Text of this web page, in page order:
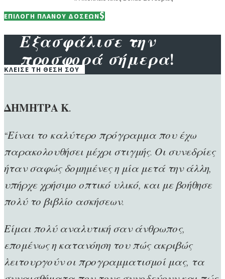
ΕΠΙΛΟΓΗ ΠΛΑΝΟΥ ΔΟΣΕΩΝ
Εξασφάλισε την
προσφορά σήμερα!
ΚΛΕΙΣΕ ΤΗ ΘΕΣΗ ΣΟΥ
ΔΗΜΗΤΡΑ Κ.
“Είναι το καλύτερο πρόγραμμα που έχω
παρακολουθήσει μέχρι στιγμής. Οι συνεδρίες
ήταν σαφώς δομημένες η μία μετά την άλλη,
υπήρχε χρήσιμο οπτικό υλικό, και με βοήθησε
πολύ το βιβλίο ασκήσεων.
Είμαι πολύ αναλυτική σαν άνθρωπος,
επομένως η κατανόηση του πώς ακριβώς
λειτουργούν οι προγραμματισμοί μας, τα